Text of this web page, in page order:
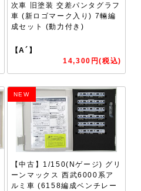
次車 旧塗装 交差パンタグラフ
車 (新ロゴマーク入り) 7輛編
成セット (動力付き)
【A´】
14,300円(税込)
NEW
【中古】1/150(Nゲージ) グリ
ーンマックス 西武6000系ア
ルミ車 (6158編成ベンチレー